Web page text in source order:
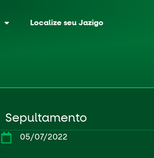
Localize seu Jazigo
Sepultamento
05/07/2022